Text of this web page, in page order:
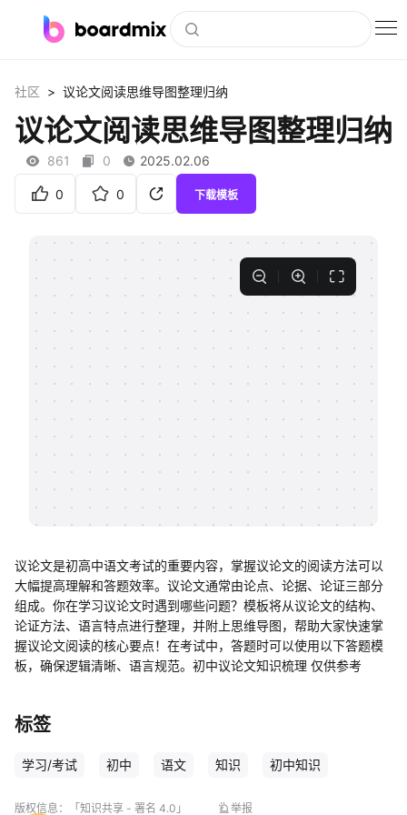
社区资源
下载
私有化部署
客户案例
社区 > 议论文阅读思维导图整理归纳
议论文阅读思维导图整理归纳
861 0 2025.02.06
0 0 下载模板
议论文是初高中语文考试的重要内容，掌握议论文的阅读方法可以
大幅提高理解和答题效率。议论文通常由论点、论据、论证三部分
组成。你在学习议论文时遇到哪些问题？模板将从议论文的结构、
论证方法、语言特点进行整理，并附上思维导图，帮助大家快速掌
握议论文阅读的核心要点！在考试中，答题时可以使用以下答题模
板，确保逻辑清晰、语言规范。初中议论文知识梳理 仅供参考
标签
学习/考试 初中 语文 知识 初中知识
版权信息： 「知识共享 - 署名 4.0」 举报